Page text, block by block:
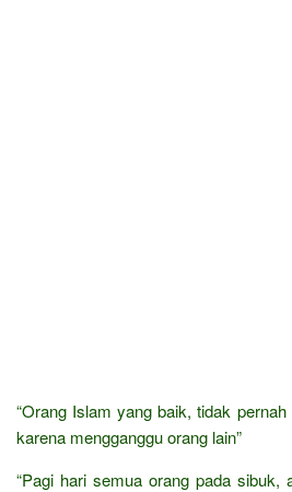
“Orang Islam yang baik, tidak
karena mengganggu orang lain”
“Pagi hari semua orang pada sibuk,